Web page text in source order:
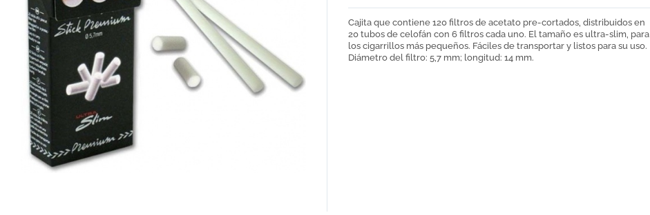
Cajita que contiene 120 filtros de acetato pre-cortados, distribuidos en
20 tubos de celofán con 6 filtros cada uno. El tamaño es ultra-slim, para
los cigarrillos más pequeños. Fáciles de transportar y listos para su uso.
Diámetro del filtro: 5,7 mm; longitud: 14 mm.